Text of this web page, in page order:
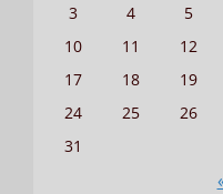
3
4 5
10
11 12
17
18 19
24
25 26
31